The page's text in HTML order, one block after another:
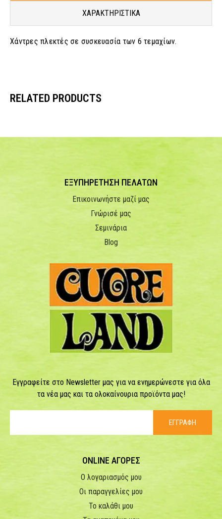
ΧΑΡΑΚΤΗΡΙΣΤΙΚΑ
Χάντρες πλεκτές σε συσκευασία των 6 τεμαχίων.
RELATED PRODUCTS
ΕΞΥΠΗΡΕΤΗΣΗ ΠΕΛΑΤΩΝ
Επικοινωνήστε μαζί μας
Γνώρισέ μας
Σεμινάρια
Blog
Εγγραφείτε στο Newsletter μας για να ενημερώνεστε για όλα
τα νέα μας και τα ολοκαίνουρια προϊόντα μας!
ΕΓΓΡΑΦΗ
ONLINE ΑΓΟΡΕΣ
Ο λογαριασμός μου
Οι παραγγελίες μου
Το καλάθι μου